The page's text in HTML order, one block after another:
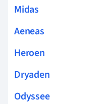
Midas
Aeneas
Heroen
Dryaden
Odyssee